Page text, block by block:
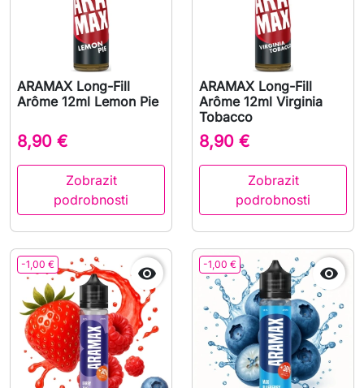
ARAMAX Long-Fill
Arôme 12ml Lemon Pie
8,90 €
Zobrazit
podrobnosti
ARAMAX Long-Fill
Arôme 12ml Virginia
Tobacco
8,90 €
Zobrazit
podrobnosti
-1,00 €  -1,00 € 